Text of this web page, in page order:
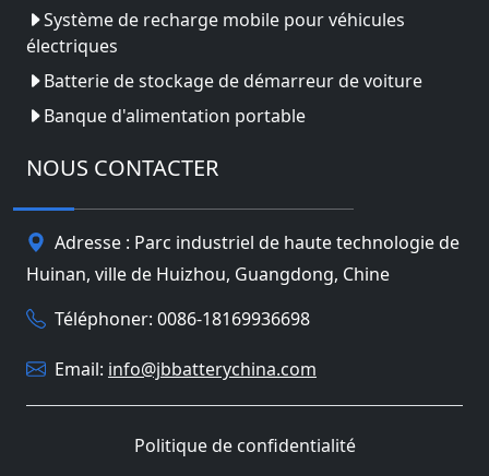
Système de recharge mobile pour véhicules
électriques
Batterie de stockage de démarreur de voiture
Banque d'alimentation portable
NOUS CONTACTER
Adresse : Parc industriel de haute technologie de
Huinan, ville de Huizhou, Guangdong, Chine
Téléphoner: 0086-18169936698
Email: info@jbbatterychina.com
Politique de confidentialité